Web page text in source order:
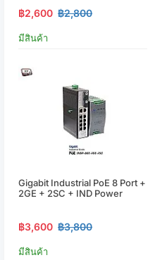
฿2,600 ฿2,800
มีสินค้า
Gigabit Industrial PoE 8 Port +
2GE + 2SC + IND Power
฿3,600 ฿3,800
มีสินค้า